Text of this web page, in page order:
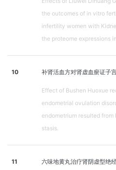
the outcomes of in vitro
infertility women with
the proteome expressions
10 补肾活血方对肾虚血瘀证子
Effect of Bushen Huoxue
endometrial ovulation
endometrium resulted
stasis.
11
六味地黄丸治疗肾阴虚型绝